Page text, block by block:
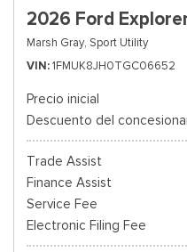
2026 Ford
Marsh Gray, Sport Utility
VIN 1FMUK8JH0TGC06652
Precio inicial
Descuento del
Trade Assist
Finance Assist
Service Fee
Electronic Filing Fee